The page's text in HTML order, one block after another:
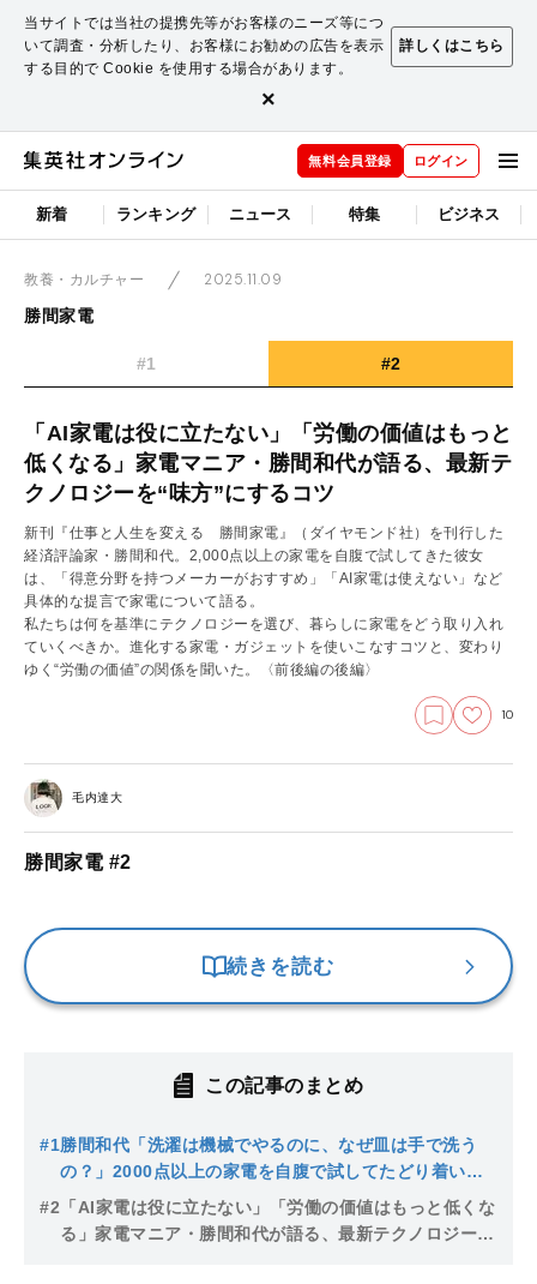
当サイトでは当社の提携先等がお客様のニーズ等につ
いて調査・分析したり、お客様にお勧めの広告を表示
する目的で Cookie を使用する場合があります。
詳しくはこちら
×
無料会員登録 ログイン
新着 ランキング ニュース 特集 ビジネス
教養・カルチャー
2025.11.09
勝間家電
#1 #2
「AI家電は役に立たない」「労働の価値はもっと
低くなる」家電マニア・勝間和代が語る、最新テ
クノロジーを“味方”にするコツ
新刊『仕事と人生を変える 勝間家電』（ダイヤモンド社）を刊行した
経済評論家・勝間和代。2,000点以上の家電を自腹で試してきた彼女
は、「得意分野を持つメーカーがおすすめ」「AI家電は使えない」など
具体的な提言で家電について語る。
私たちは何を基準にテクノロジーを選び、暮らしに家電をどう取り入れ
ていくべきか。進化する家電・ガジェットを使いこなすコツと、変わり
ゆく“労働の価値”の関係を聞いた。
〈前後編の後編〉
10
毛内達大
勝間家電 #2
続きを読む
この記事のまとめ
#1勝間和代「洗濯は機械でやるのに、なぜ皿は手で洗う
の？」2000点以上の家電を自腹で試してたどり着い
た、時間を取り戻すための投資術
#2 「AI家電は役に立たない」「労働の価値はもっと低くな
る」家電マニア・勝間和代が語る、最新テクノロジー